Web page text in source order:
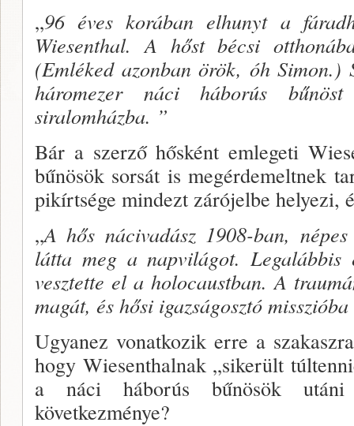
„96 éves korában elhunyt a
Wiesenthal. A hőst bécsi
(Emléked azonban örök, óh Simon.)
háromezer náci háborús
siralomház­ba. ”
Bár a szerző hősként emlegeti
bűnösök sorsát is megérdemeltnek
pikírtsége mindezt zárójelbe helyezi,
„A hős nácivadász 1908-ban,
látta meg a napvilágot.
vesztette el a holocaust­ban. A
magát, és hősi igazságosztó
Ugyanez vonatkozik erre a
hogy Wiesenthalnak „sikerült
a náci háborús bűnösök
következménye?